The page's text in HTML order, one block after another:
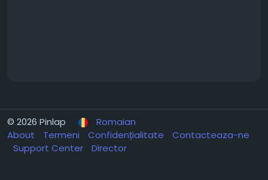
© 2026 Pinlap
Romaian
About
Termeni Confidențialitate
Contacteaza-ne
Support Center
Director